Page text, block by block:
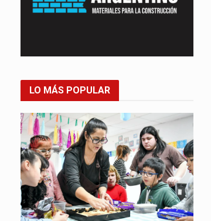
LO MÁS POPULAR